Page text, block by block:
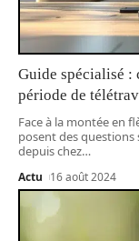
Guide spécialisé :
période de
Face à la montée en
posent des questions
depuis chez…
Actu 16 août 2024